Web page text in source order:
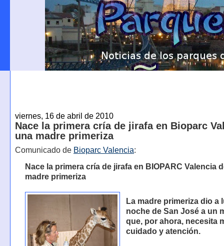
viernes, 16 de abril de 2010
Nace la primera cría de jirafa en Bioparc
una madre primeriza
Comunicado de Bioparc Valencia:
Nace la primera cría de jirafa en BIOPARC Valencia
madre primeriza
La madre primeriza dio a
noche de San José a un
que, por ahora, necesita
cuidado y atención.